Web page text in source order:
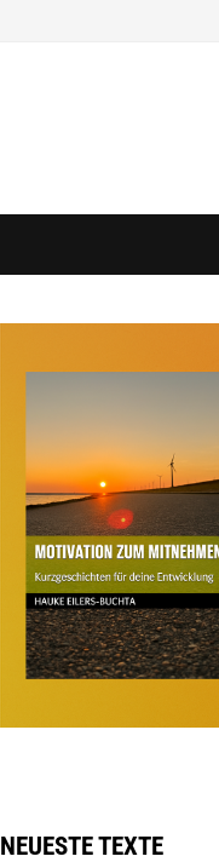
NEUESTE TEXTE